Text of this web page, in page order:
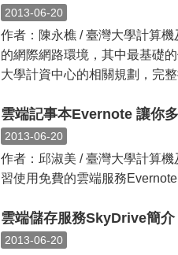
2013-06-20
作者：陳永樵 / 臺灣大學計算
的網際網路環境，其中最基礎
大學計資中心的相關規劃，完
雲端記事本Evernote 讓你
2013-06-20
作者：邱淑美 / 臺灣大學計算
習使用免費的雲端服務
雲端儲存服務SkyDrive簡介
2013-06-20